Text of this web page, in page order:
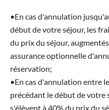
•En cas d'annulation
début de votre séjour, les
du prix du séjour,
assurance optionnelle
réservation;
•En cas d'annulation entre
précédant le début de votre
s'élèvent à 40% du prix du